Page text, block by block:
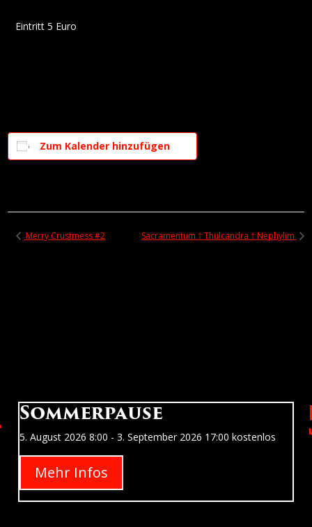
Eintritt 5 Euro
Zum Kalender hinzufügen
Merry Crustmess #2 Sacramentum † Thulcandra † Nephylim
Sommerpause
5. August 2026 8:00 - 3. September 2026 17:00 kostenlos
Mehr Infos